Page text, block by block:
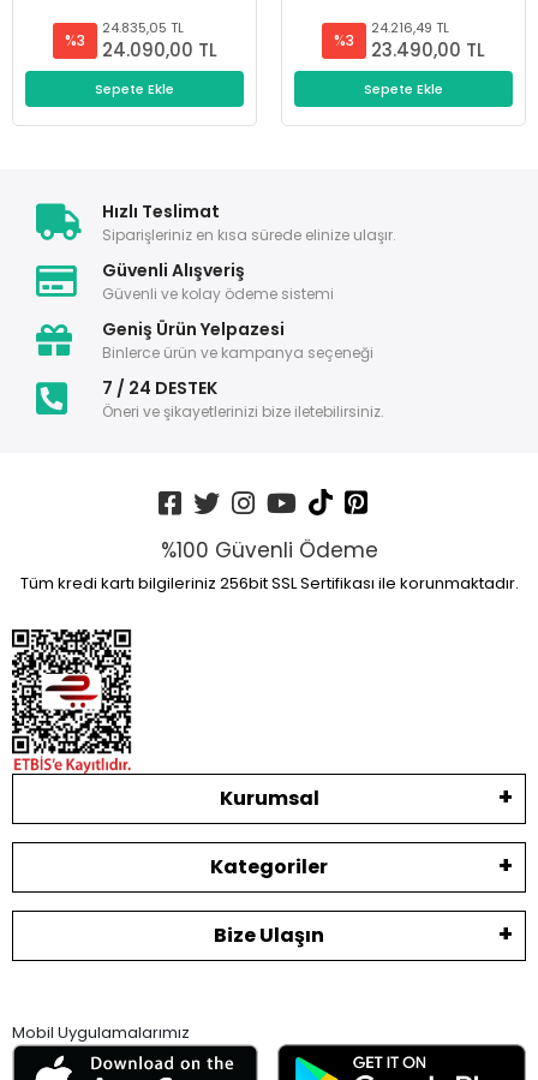
%3
24.835,05 TL
24.090,00 TL
Sepete Ekle
%3
24.216,49 TL
23.490,00 TL
Sepete Ekle
Hızlı Teslimat
Siparişleriniz en kısa sürede elinize ulaşır.
Güvenli Alışveriş
Güvenli ve kolay ödeme sistemi
Geniş Ürün Yelpazesi
Binlerce ürün ve kampanya seçeneği
7 / 24 DESTEK
Öneri ve şikayetlerinizi bize iletebilirsiniz.
%100 Güvenli Ödeme
Tüm kredi kartı bilgileriniz 256bit SSL Sertifikası ile korunmaktadır.
Kurumsal
Kategoriler
Bize Ulaşın
Mobil Uygulamalarımız